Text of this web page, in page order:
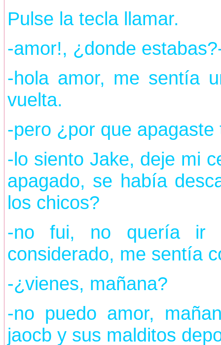
Pulse la tecla llamar.
-amor!, ¿donde
-hola amor, me sentía
vuelta.
-pero ¿por que apagaste
-lo siento Jake, deje mi
apagado, se había
los chicos?
-no fui, no quería ir
considerado, me sentía
-¿vienes, mañana?
-no puedo amor,
jaocb y sus malditos